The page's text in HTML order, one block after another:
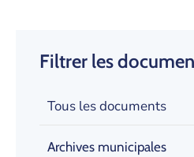
Filtrer les
Tous les documents
Archives municipales